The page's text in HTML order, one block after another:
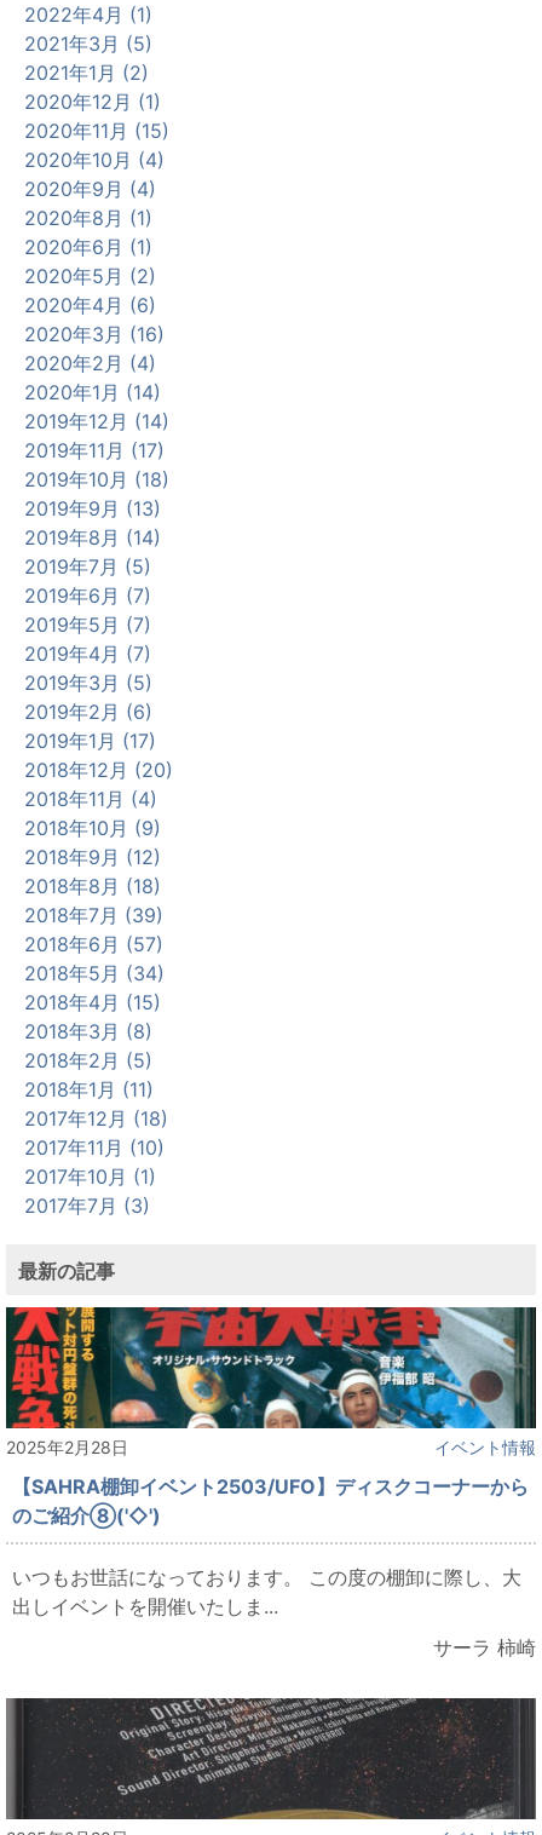
2022年4月 (1)
2021年3月 (5)
2021年1月 (2)
2020年12月 (1)
2020年11月 (15)
2020年10月 (4)
2020年9月 (4)
2020年8月 (1)
2020年6月 (1)
2020年5月 (2)
2020年4月 (6)
2020年3月 (16)
2020年2月 (4)
2020年1月 (14)
2019年12月 (14)
2019年11月 (17)
2019年10月 (18)
2019年9月 (13)
2019年8月 (14)
2019年7月 (5)
2019年6月 (7)
2019年5月 (7)
2019年4月 (7)
2019年3月 (5)
2019年2月 (6)
2019年1月 (17)
2018年12月 (20)
2018年11月 (4)
2018年10月 (9)
2018年9月 (12)
2018年8月 (18)
2018年7月 (39)
2018年6月 (57)
2018年5月 (34)
2018年4月 (15)
2018年3月 (8)
2018年2月 (5)
2018年1月 (11)
2017年12月 (18)
2017年11月 (10)
2017年10月 (1)
2017年7月 (3)
最新の記事
2025年2月28日 イベント情報
【SAHRA棚卸イベント2503/UFO】ディスクコーナーから
のご紹介⑧('◇')ゞ
いつもお世話になっております。 この度の棚卸に際し、大
出しイベントを開催いたしま...
サーラ 柿崎